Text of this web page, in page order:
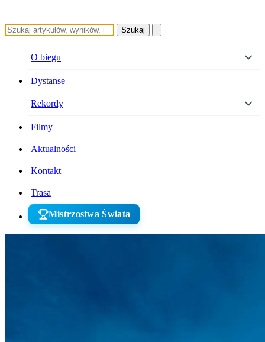
Szukaj
O biegu
Dystanse
Rekordy
Filmy
Aktualności
Kontakt
Trasa
Mistrzostwa Świata